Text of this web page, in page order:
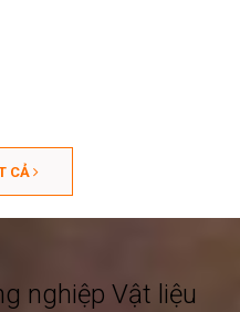
CẢ
nghiệp Vật liệu